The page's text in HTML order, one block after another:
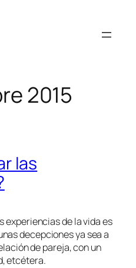
2015
las
experiencias de la vida es
decepciones ya sea a
de pareja, con un
etcétera.